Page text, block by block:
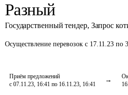
Разный
Государственный тендер, Запрос
Осуществление перевозок с 17.11.23 по
Приём предложений
с 07.11.23, 16:41 по 16.11.23, 16:41